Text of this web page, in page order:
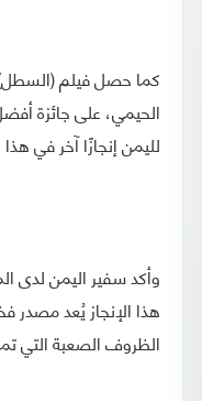
الحيمي، على جائزة
لليمن إنجازًا آخر في
وأكد سفير اليمن لدى
هذا الإنجاز يُعد مصدر
الظروف الصعبة التي